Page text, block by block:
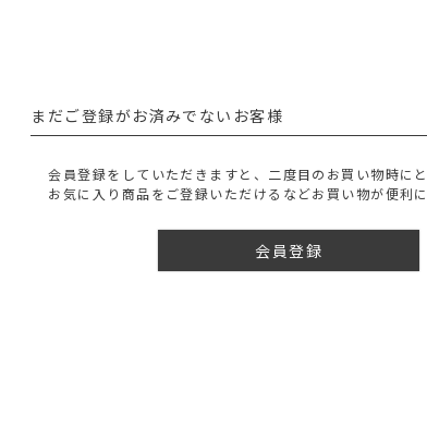
キャディバッグ
バッグ/ポーチ
財布
キーホルダー/
インテリア
CABINZERO UNBY
まだご登録がお済みでないお客様
会員登録をしていただきますと、二度目のお買い物時にと
お気に入り商品をご登録いただけるなどお買い物が便利に
会員登録